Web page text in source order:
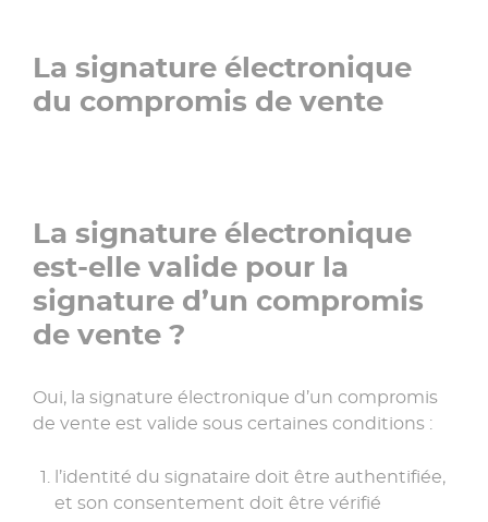
La signature électronique
du compromis de vente
La signature électronique
est-elle valide pour la
signature d’un compromis
de vente ?
Oui, la signature électronique d’un compromis
de vente est valide sous certaines conditions :
l’identité du signataire doit être authentifiée,
et son consentement doit être vérifié